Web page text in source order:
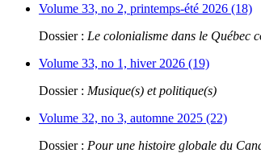
Volume 33, no 2, printemps-été 2026 (18)
Dossier : Le colonialisme dans le Québec
Volume 33, no 1, hiver 2026 (19)
Dossier : Musique(s) et politique(s)
Volume 32, no 3, automne 2025 (22)
Dossier : Pour une histoire globale du